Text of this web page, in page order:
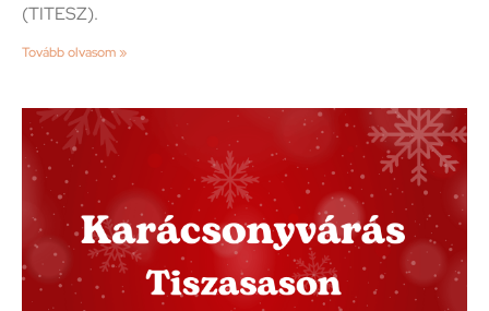
(TITESZ).
Tovább olvasom »